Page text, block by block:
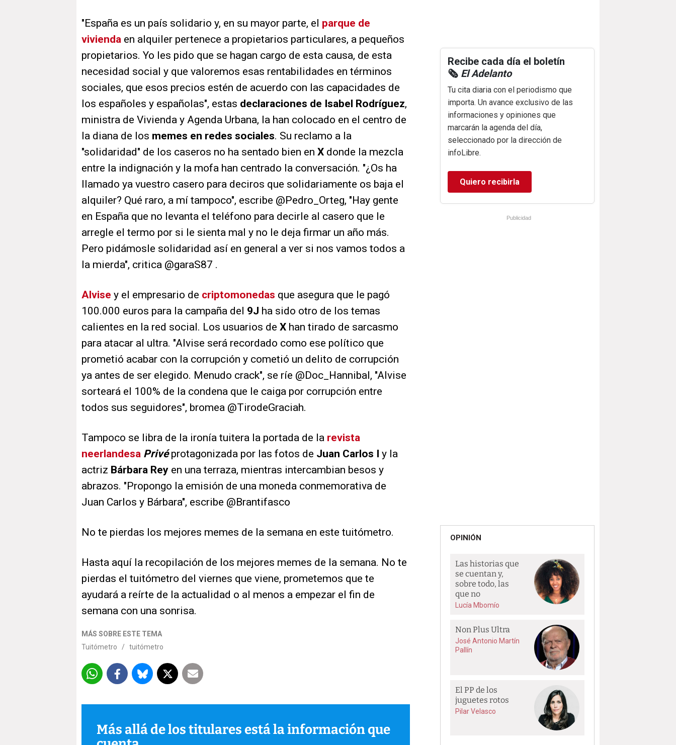
"España es un país solidario y, en su mayor parte, el parque de
vivienda en alquiler pertenece a propietarios particulares, a pequeños
propietarios. Yo les pido que se hagan cargo de esta causa, de esta
necesidad social y que valoremos esas rentabilidades en términos
sociales, que esos precios estén de acuerdo con las capacidades de
los españoles y españolas", estas declaraciones de Isabel Rodríguez,
ministra de Vivienda y Agenda Urbana, la han colocado en el centro de
la diana de los memes en redes sociales. Su reclamo a la
"solidaridad" de los caseros no ha sentado bien en X donde la mezcla
entre la indignación y la mofa han centrado la conversación. "¿Os ha
llamado ya vuestro casero para deciros que solidariamente os baja el
alquiler? Qué raro, a mí tampoco", escribe @Pedro_Orteg, "Hay gente
en España que no levanta el teléfono para decirle al casero que le
arregle el termo por si le sienta mal y no le deja firmar un año más.
Pero pidámosle solidaridad así en general a ver si nos vamos todos a
la mierda", critica @garaS87 .
Alvise y el empresario de criptomonedas que asegura que le pagó
100.000 euros para la campaña del 9J ha sido otro de los temas
calientes en la red social. Los usuarios de X han tirado de sarcasmo
para atacar al ultra. "Alvise será recordado como ese político que
prometió acabar con la corrupción y cometió un delito de corrupción
ya antes de ser elegido. Menudo crack", se ríe @Doc_Hannibal, "Alvise
sorteará el 100% de la condena que le caiga por corrupción entre
todos sus seguidores", bromea @TirodeGraciah.
Tampoco se libra de la ironía tuitera la portada de la revista
neerlandesa Privéprotagonizada por las fotos de Juan Carlos I y la
actriz Bárbara Rey en una terraza, mientras intercambian besos y
abrazos. "Propongo la emisión de una moneda conmemorativa de
Juan Carlos y Bárbara", escribe @Brantifasco
No te pierdas los mejores memes de la semana en este tuitómetro.
Hasta aquí la recopilación de los mejores memes de la semana. No te
pierdas el tuitómetro del viernes que viene, prometemos que te
ayudará a reírte de la actualidad o al menos a empezar el fin de
semana con una sonrisa.
MÁS SOBRE ESTE TEMA
Tuitómetro
/ tuitómetro
Más allá de los titulares está la información que
Recibe cada día el boletín
🗞️ El Adelanto
Tu cita diaria con el periodismo que
importa. Un avance exclusivo de las
informaciones y opiniones que
marcarán la agenda del día,
seleccionado por la dirección de
infoLibre.
Quiero recibirla
Publicidad
OPINIÓN
Las historias que
se cuentan y,
sobre todo, las
que no
Lucía Mbomío
Non Plus Ultra
José Antonio Martín
Pallín
El PP de los
juguetes rotos
Pilar Velasco